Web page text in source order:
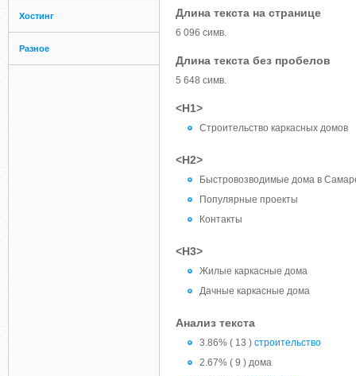
Хостинг
Разное
Длина текста на странице
6 096 симв.
Длина текста без пробелов
5 648 симв.
<H1>
Строительство каркасных домов
<H2>
Быстровозводимые дома в
Популярные проекты
Контакты
<H3>
Жилые каркасные дома
Дачные каркасные дома
Анализ текста
3.86% ( 13 ) строительство
2.67% ( 9 ) дома